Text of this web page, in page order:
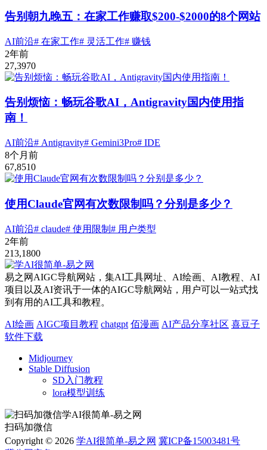
告别朝九晚五：在家工作赚取$200-$2000的8个网站
AI前沿# 在家工作# 灵活工作# 赚钱
2年前
27,3970
告别烦恼：畅玩谷歌AI，Antigravity国内使用指
南！
AI前沿# Antigravity# Gemini3Pro# IDE
8个月前
67,8510
使用Claude官网有次数限制吗？分别是多少？
AI前沿# claude# 使用限制 # 用户类型
2年前
213,1800
易之网AIGC导航网站，集AI工具网址、AI绘画、AI教程、AI
项目以及AI资讯于一体的AIGC导航网站，用户可以一站式找
到有用的AI工具和教程。
AI绘画 AIGC项目教程 chatgpt 佰漫画 AI产品分享社区 喜豆子
软件下载
Midjourney
Stable Diffusion
SD入门教程
lora模型训练
扫码加微信
Copyright © 2026 学AI很简单-易之网 冀ICP备15003481号